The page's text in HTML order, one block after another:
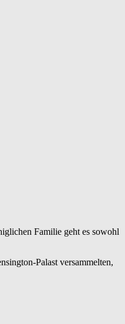
Familie geht es sowohl
Palast versammelten,